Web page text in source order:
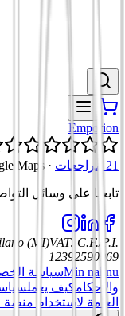
Emporion
21 مراجعات
·
Maps
تابعنا على وسائل
(MI)VAT: C.F./P.I.
12392590969
Min nahnuسياسة
والأحكامكيف يعمل
العامة لاستخدام منصة Tuduu (المستخدمون المهنيون)